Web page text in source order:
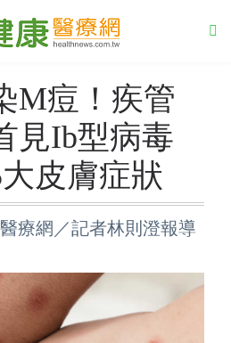
M痘！疾管
見Ib型病毒
皮膚症狀
療網／記者林則澄報導